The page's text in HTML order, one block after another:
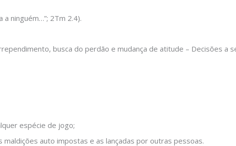
a ninguém…”; 2Tm 2.4).
busca do perdão e mudança de atitude – Decisões a
espécie de jogo;
maldições auto impostas e as lançadas por outras pessoas.